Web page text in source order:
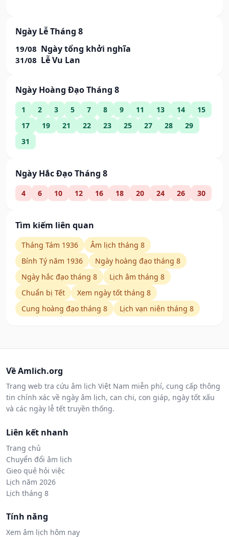
Ngày Lễ Tháng 8
19/08 Ngày tổng khởi nghĩa
31/08 Lễ Vu Lan
Ngày Hoàng Đạo Tháng 8
1 2 3 5 7 8 9 11 13 14
15
17
19 21 22 23 25 27 28
29
31
Ngày Hắc Đạo Tháng 8
4 6 10 12 16 18 20 24 26 30
Tìm kiếm liên quan
Tháng Tám 1936
Âm lịch tháng 8
Bính Tý năm 1936
Ngày hoàng đạo tháng 8
Ngày hắc đạo tháng 8
Lịch âm tháng 8
Chuẩn bị Tết
Xem ngày tốt tháng 8
Cung hoàng đạo tháng 8
Lịch vạn niên tháng 8
Về Amlich.org
Trang web tra cứu âm lịch Việt Nam miễn phí, cung cấp thông
tin chính xác về ngày âm lịch, can chi, con giáp, ngày tốt xấu
và các ngày lễ tết truyền thống.
Liên kết nhanh
Trang chủ
Chuyển đổi âm lịch
Gieo quẻ hỏi việc
Lịch năm 2026
Lịch tháng 8
Tính năng
Xem âm lịch hôm nay